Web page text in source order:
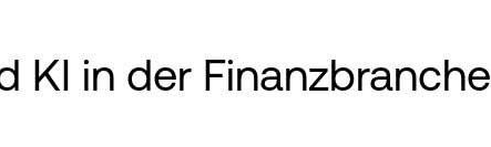
KI in der Finanzbranche